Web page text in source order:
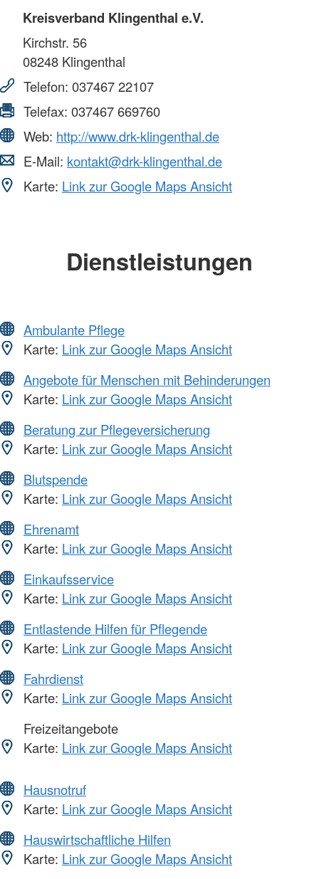
Kreisverband Klingenthal e.V.
Kirchstr. 56
08248 Klingenthal
Telefon: 037467 22107
Telefax: 037467 669760
Web: http://www.drk-klingenthal.de
E-Mail: kontakt@drk-klingenthal.de
Karte: Link zur Google Maps Ansicht
Dienstleistungen
Ambulante Pflege
Karte: Link zur Google Maps Ansicht
Angebote für Menschen mit Behinderungen
Karte: Link zur Google Maps Ansicht
Beratung zur Pflegeversicherung
Karte: Link zur Google Maps Ansicht
Blutspende
Karte: Link zur Google Maps Ansicht
Ehrenamt
Karte: Link zur Google Maps Ansicht
Einkaufsservice
Karte: Link zur Google Maps Ansicht
Entlastende Hilfen für Pflegende
Karte: Link zur Google Maps Ansicht
Fahrdienst
Karte: Link zur Google Maps Ansicht
Freizeitangebote
Karte: Link zur Google Maps Ansicht
Hausnotruf
Karte: Link zur Google Maps Ansicht
Hauswirtschaftliche Hilfen
Karte: Link zur Google Maps Ansicht